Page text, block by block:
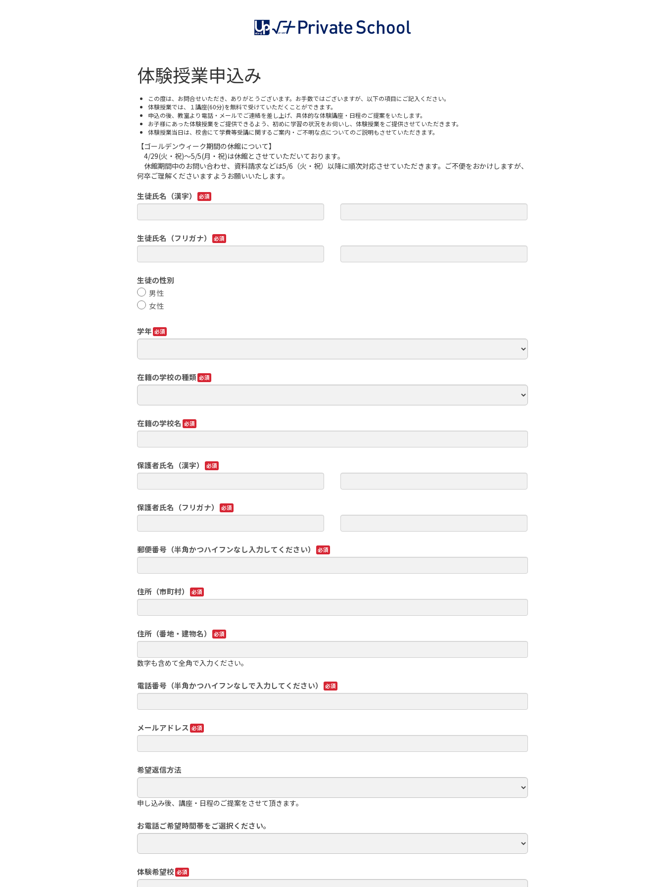
体験授業申込み
この度は、お問合せいただき、ありがとうございます。お手数ではございますが、以下の項目にご記入ください。
体験授業では、１講座(60分)を無料で受けていただくことができます。
申込の後、教室より電話・メールでご連絡を差し上げ、具体的な体験講座・日程のご提案をいたします。
お子様にあった体験授業をご提供できるよう、初めに学習の状況をお伺いし、体験授業をご提供させていただきます。
体験授業当日は、校舎にて学費等受講に関するご案内・ご不明な点についてのご説明もさせていただきます。
【ゴールデンウィーク期間の休館について】
4/29(火・祝)～5/5(月・祝)は休館とさせていただいております。
休館期間中のお問い合わせ、資料請求などは5/6（火・祝）以降に順次対応させていただきます。ご不便をおかけしますが、
何卒ご理解くださいますようお願いいたします。
生徒氏名（漢字）
生徒氏名（フリガナ）
生徒の性別
男性
女性
学年
在籍の学校の種類
在籍の学校名
保護者氏名（漢字）
保護者氏名（フリガナ）
郵便番号（半角かつハイフンなし入力してください）
住所（市町村）
住所（番地・建物名）
数字も含めて全角で入力ください。
電話番号（半角かつハイフンなしで入力してください）
メールアドレス
希望返信方法
申し込み後、講座・日程のご提案をさせて頂きます。
お電話ご希望時間帯をご選択ください。
体験希望校